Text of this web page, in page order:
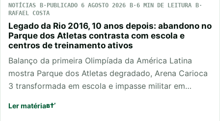
NOTÍCIAS PUBLICADO 6 AGOSTO 2026
6 MIN DE LEITURA
RAFAEL COSTA
Legado da Rio 2016, 10 anos depois: abandono no
Parque dos Atletas contrasta com escola e
centros de treinamento ativos
Balanço da primeira Olimpíada da América Latina
mostra Parque dos Atletas degradado, Arena Carioca
3 transformada em escola e impasse militar em…
Ler matéria